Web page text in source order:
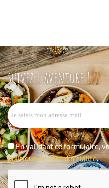
suivez l'aventure !
En validant ce formulaire,
politique de confidentialité.